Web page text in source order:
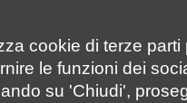
cookie di terze
le funzioni dei
su 'Chiudi',